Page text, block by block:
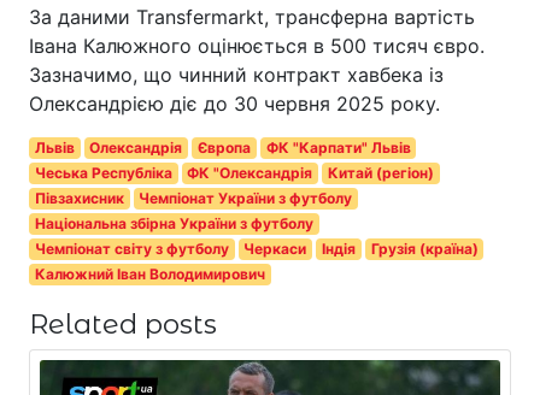
За даними Transfermarkt, трансферна вартість
Івана Калюжного оцінюється в 500 тисяч євро.
Зазначимо, що чинний контракт хавбека із
Олександрією діє до 30 червня 2025 року.
Львів Олександрія Європа
ФК "Карпати" Львів
Чеська Республіка
ФК "Олександрія
Китай (регіон)
Півзахисник
Чемпіонат України з футболу
Національна збірна України з футболу
Чемпіонат світу з футболу
Черкаси Індія
Грузія (країна)
Калюжний Іван Володимирович
Related posts